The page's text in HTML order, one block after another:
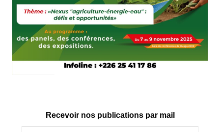
Recevoir nos publications par mail